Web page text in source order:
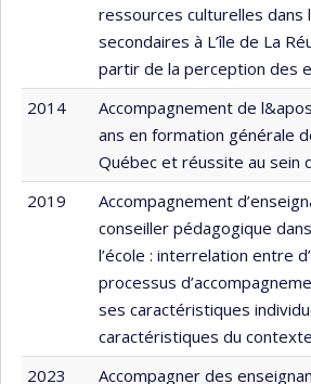
ressources culturelles
secondaires à L’île de La
partir de la perception des
2014
Accompagnement de
ans en formation générale
Québec et réussite au sein
2019
Accompagnement
conseiller pédagogique
l’école : interrelation entre
processus
ses caractéristiques
caractéristiques du
2023
Accompagner des